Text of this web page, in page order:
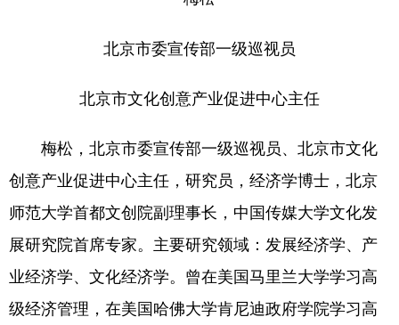
北京市委宣传部一级巡视员
北京市文化创意产业促进中心主任
梅松，北京市委宣传部一级巡视员、北京市文化
创意产业促进中心主任，研究员，经济学博士，北京
师范大学首都文创院副理事长，中国传媒大学文化发
展研究院首席专家。主要研究领域：发展经济学、产
业经济学、文化经济学。曾在美国马里兰大学学习高
级经济管理，在美国哈佛大学肯尼迪政府学院学习高